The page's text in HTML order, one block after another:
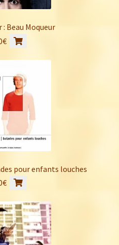
: Beau Moqueur
€
pour enfants louches
€